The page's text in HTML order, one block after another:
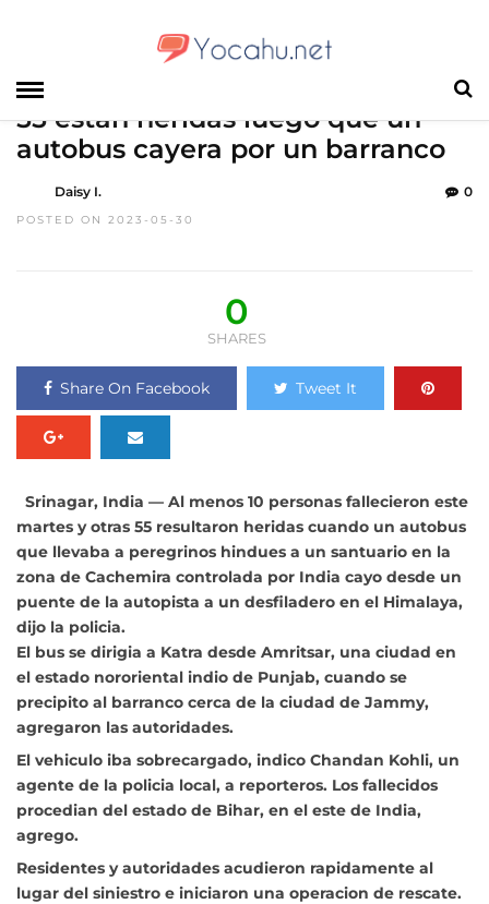
NOTICIAS
India: mueren 10 personas y otras
55 estan heridas luego que un
autobus cayera por un barranco
Daisy I.
POSTED ON 2023-05-30
0
0
SHARES
Share On Facebook Tweet It
Srinagar, India — Al menos 10 personas fallecieron este
martes y otras 55 resultaron heridas cuando un autobus
que llevaba a peregrinos hindues a un santuario en la
zona de Cachemira controlada por India cayo desde un
puente de la autopista a un desfiladero en el Himalaya,
dijo la policia.
El bus se dirigia a Katra desde Amritsar, una ciudad en
el estado nororiental indio de Punjab, cuando se
precipito al barranco cerca de la ciudad de Jammy,
agregaron las autoridades.
El vehiculo iba sobrecargado, indico Chandan Kohli, un
agente de la policia local, a reporteros. Los fallecidos
procedian del estado de Bihar, en el este de India,
agrego.
Residentes y autoridades acudieron rapidamente al
lugar del siniestro e iniciaron una operacion de rescate.